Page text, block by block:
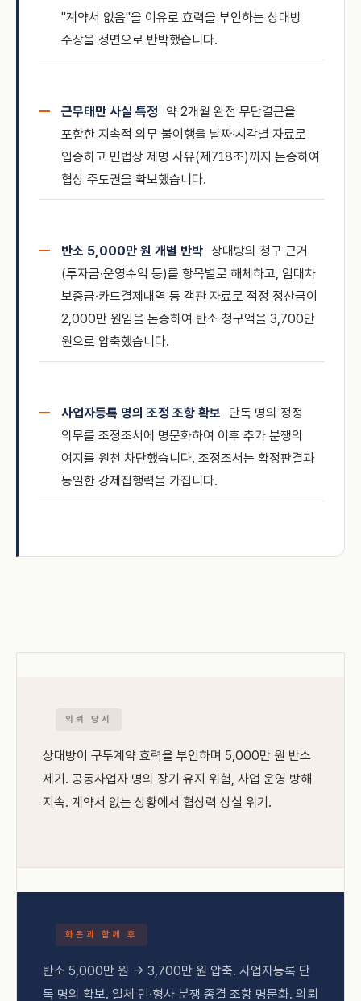
"계약서 없음"을 이유로 효력을 부인하는 상대방
주장을 정면으로 반박했습니다.
근무태만 사실 특정
약 2개월 완전 무단결근을
포함한 지속적 의무 불이행을 날짜·시각별 자료로
입증하고 민법상 제명 사유(제718조)까지 논증하여
협상 주도권을 확보했습니다.
반소 5,000만 원 개별 반박 상대방의 청구 근거
(투자금·운영수익 등)를 항목별로 해체하고, 임대차
보증금·카드결제내역 등 객관 자료로 적정 정산금이
2,000만 원임을 논증하여 반소 청구액을 3,700만
원으로 압축했습니다.
사업자등록 명의 조정 조항 확보
단독 명의 정정
의무를 조정조서에 명문화하여 이후 추가 분쟁의
여지를 원천 차단했습니다. 조정조서는 확정판결과
동일한 강제집행력을 가집니다.
의뢰 당시
상대방이 구두계약 효력을 부인하며 5,000만 원 반소
제기. 공동사업자 명의 장기 유지 위험, 사업 운영 방해
지속. 계약서 없는 상황에서 협상력 상실 위기.
화온과 함께 후
반소 5,000만 원 → 3,700만 원 압축. 사업자등록 단
독 명의 확보. 일체 민·형사 분쟁 종결 조항 명문화. 의뢰